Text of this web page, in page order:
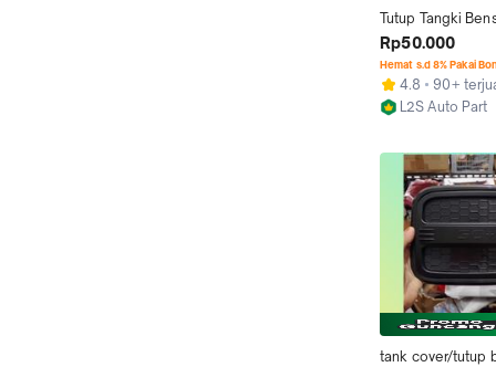
Tutup Tangki
March Serena
Juke Datsun Go
Rp50.000
Hemat s.d 8% Pakai
4.8
90+
L2S Auto Part
tank cover/tutup